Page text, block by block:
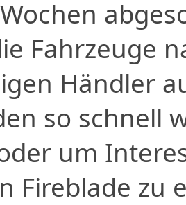
Fahrzeuge
Händler
so schnell
um
Fireblade zu